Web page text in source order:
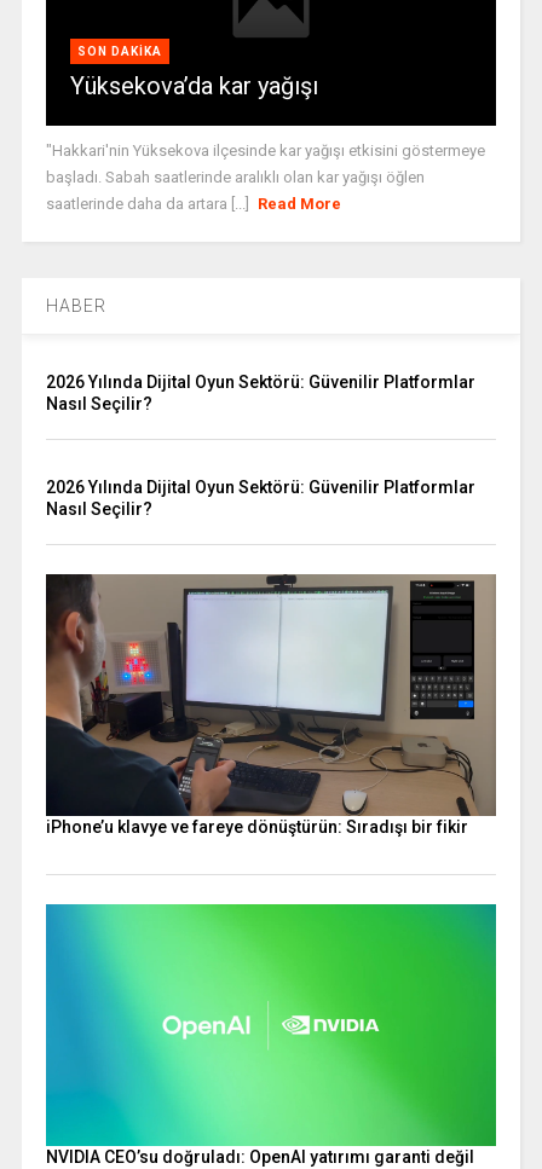
SON DAKIKA
Yüksekova’da kar yağışı
"Hakkari'nin Yüksekova ilçesinde kar yağışı etkisini göstermeye
başladı. Sabah saatlerinde aralıklı olan kar yağışı öğlen
saatlerinde daha da artara [...]
Read More
HABER
2026 Yılında Dijital Oyun Sektörü: Güvenilir Platformlar
Nasıl Seçilir?
2026 Yılında Dijital Oyun Sektörü: Güvenilir Platformlar
Nasıl Seçilir?
iPhone’u klavye ve fareye dönüştürün: Sıradışı bir fikir
NVIDIA CEO’su doğruladı: OpenAI yatırımı garanti değil